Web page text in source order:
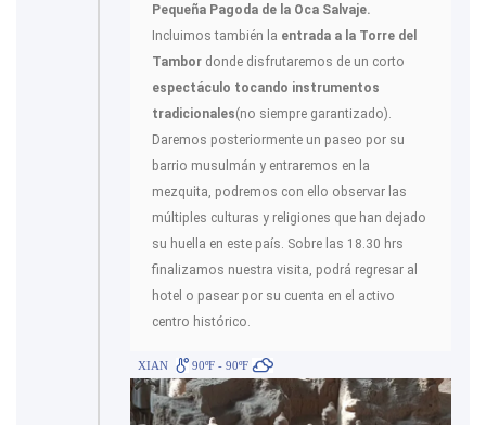
Pequeña Pagoda de la Oca Salvaje.
Incluimos también la entrada a la Torre del
Tambor donde disfrutaremos de un corto
espectáculo tocando instrumentos
tradicionales(no siempre garantizado).
Daremos posteriormente un paseo por su
barrio musulmán y entraremos en la
mezquita, podremos con ello observar las
múltiples culturas y religiones que han dejado
su huella en este país. Sobre las 18.30 hrs
finalizamos nuestra visita, podrá regresar al
hotel o pasear por su cuenta en el activo
centro histórico.
XIAN 90ºF - 90ºF